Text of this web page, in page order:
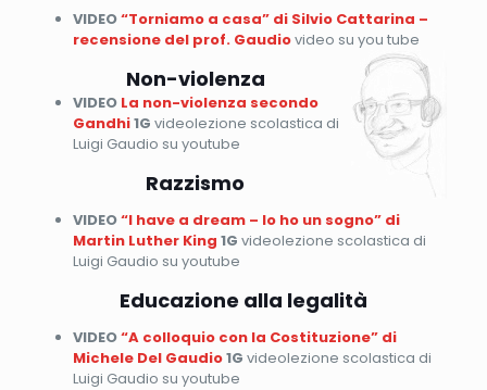
VIDEO“Torniamo a casa” di Silvio Cattarina –
recensione del prof. Gaudiovideo su you tube
Non-violenza
VIDEO La non-violenza secondo
Gandhi1G videolezione scolastica di
Luigi Gaudio su youtube
Razzismo
VIDEO“I have a dream – Io ho un sogno” di
Martin Luther King 1G videolezione scolastica di
Luigi Gaudio su youtube
Educazione alla legalità
VIDEO“A colloquio con la Costituzione” di
Michele Del Gaudio1G videolezione scolastica di
Luigi Gaudio su youtube